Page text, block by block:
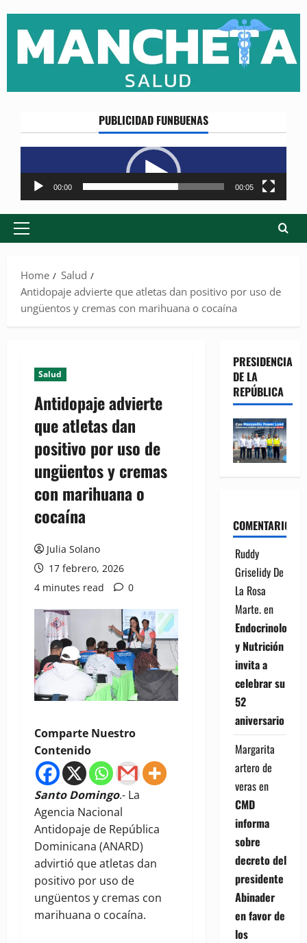
content
PUBLICIDAD FUNBUENAS
Reproductor
de
vídeo
00:00 00:05
Primary
Home
Salud
Antidopaje advierte que atletas dan positivo por uso de
ungüentos y cremas con marihuana o cocaína
Salud
Antidopaje advierte
que atletas dan
positivo por uso de
ungüentos y cremas
con marihuana o
cocaína
Julia Solano
17 febrero, 2026
4 minutes read
0
Comparte Nuestro
Contenido
Santo Domingo.- La
Agencia Nacional
Antidopaje de República
Dominicana (ANARD)
advirtió que atletas dan
positivo por uso de
ungüentos y cremas con
marihuana o cocaína.
PRESIDENCIA
DE LA
REPÚBLICA
COMENTARIOS
Ruddy
Griselidy De
La Rosa
Marte.en
Endocrinología
y Nutrición
invita a
celebrar su
52
aniversario
Margarita
artero de
verasen
CMD
informa
sobre
decreto del
presidente
Abinader
en favor de
los